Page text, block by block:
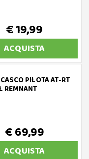
€ 19,99
ACQUISTA
PILOTA AT-RT
REMNANT
€ 69,99
ACQUISTA